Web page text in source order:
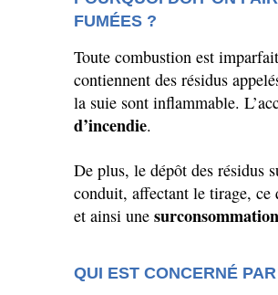
FUMÉES ?
Toute combustion est
contiennent des résidus
la suie sont inflammable.
d’incendie.
De plus, le dépôt des résidus
conduit, affectant le tirage, ce
et ainsi une surconsommation
QUI EST CONCERNÉ